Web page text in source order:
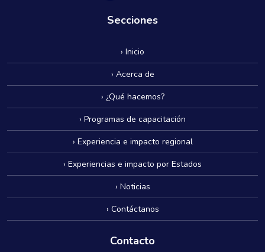
Secciones
› Inicio
› Acerca de
› ¿Qué hacemos?
› Programas de capacitación
› Experiencia e impacto regional
› Experiencias e impacto por Estados
› Noticias
› Contáctanos
Contacto